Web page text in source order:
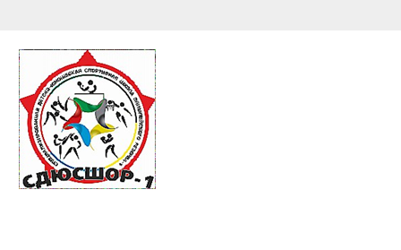
Профессиональная переподготовка